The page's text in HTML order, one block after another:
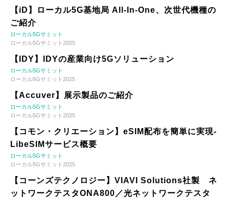
【iD】ローカル5G基地局 All-In-One、次世代機種の
ご紹介
ローカル5Gサミット
ローカル5Gサミット2025
【IDY】IDYの産業向け5Gソリューション
ローカル5Gサミット
ローカル5Gサミット2025
【Accuver】展示製品のご紹介
ローカル5Gサミット
ローカル5Gサミット2025
【コモン・クリエーション】eSIM配布を簡単に実現-
LibeSIMサービス概要
ローカル5Gサミット
ローカル5Gサミット2025
【コーンズテクノロジー】VIAVI Solutions社製 ネ
ットワークテスタONA800／光ネットワークテスタ